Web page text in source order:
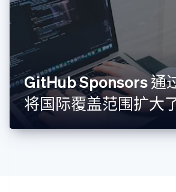
GitHub Sponsors 通
将国际覆盖范围扩大
列支敦士登
Deutsch English
卢森堡
Français English
English
马尔他
English
马来西亚
English
美国